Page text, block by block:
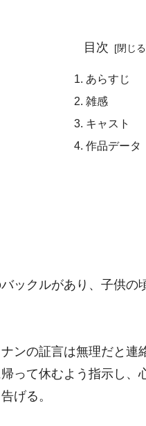
目次
あらすじ
雑感
キャスト
作品データ
ックルがあり、子供
ンの証言は無理だと
って休むよう指示し
げる。